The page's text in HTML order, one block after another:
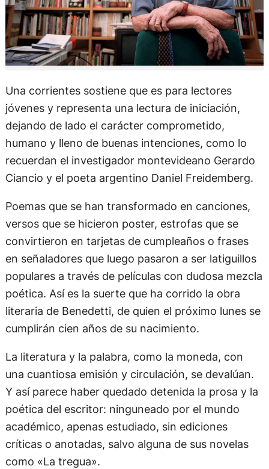
Una corrientes sostiene que es para lectores
jóvenes y representa una lectura de iniciación,
dejando de lado el carácter comprometido,
humano y lleno de buenas intenciones, como lo
recuerdan el investigador montevideano Gerardo
Ciancio y el poeta argentino Daniel Freidemberg.
Poemas que se han transformado en canciones,
versos que se hicieron poster, estrofas que se
convirtieron en tarjetas de cumpleaños o frases
en señaladores que luego pasaron a ser latiguillos
populares a través de películas con dudosa mezcla
poética. Así es la suerte que ha corrido la obra
literaria de Benedetti, de quien el próximo lunes se
cumplirán cien años de su nacimiento.
La literatura y la palabra, como la moneda, con
una cuantiosa emisión y circulación, se devalúan.
Y así parece haber quedado detenida la prosa y la
poética del escritor: ninguneado por el mundo
académico, apenas estudiado, sin ediciones
críticas o anotadas, salvo alguna de sus novelas
como «La tregua».